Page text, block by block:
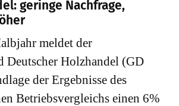
geringe Nachfrage,
meldet der
Deutscher Holzhandel (GD
der Ergebnisse des
Betriebsvergleichs einen 6%